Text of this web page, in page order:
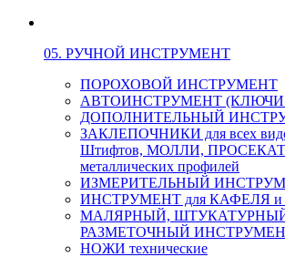
05. РУЧНОЙ ИНСТРУМЕНТ
ПОРОХОВОЙ ИНСТРУМЕНТ
АВТОИНСТРУМЕНТ (КЛЮЧИ
ДОПОЛНИТЕЛЬНЫЙ
ЗАКЛЕПОЧНИКИ для всех
Штифтов, МОЛЛИ,
металлических профилей
ИЗМЕРИТЕЛЬНЫЙ
ИНСТРУМЕНТ для КАФЕЛЯ
МАЛЯРНЫЙ,
РАЗМЕТОЧНЫЙ
НОЖИ технические